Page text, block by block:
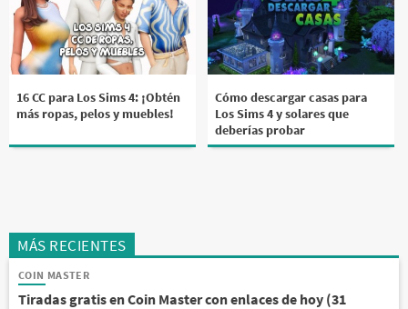
16 CC para Los Sims 4: ¡Obtén
más ropas, pelos y muebles!
Cómo descargar casas para
Los Sims 4 y solares que
deberías probar
MÁS RECIENTES
COIN MASTER
Tiradas gratis en Coin Master con enlaces de hoy (31